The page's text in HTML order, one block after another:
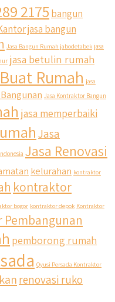
2175 bangun
jasa bangun
Jasa Bangun Rumah jabodetabek jasa
jasa betulin rumah
Rumah jasa
Jasa Kontraktor Bangun
jasa memperbaiki
Jasa
Jasa Renovasi
kelurahan kontraktor
kontraktor
bogor kontraktor depok Kontraktor
pemborong rumah
Qyusi Persada Kontraktor
renovasi ruko